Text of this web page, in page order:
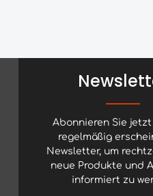
Abonnieren Sie
regelmäßig
Newsletter, um
neue Produkte und
informiert zu